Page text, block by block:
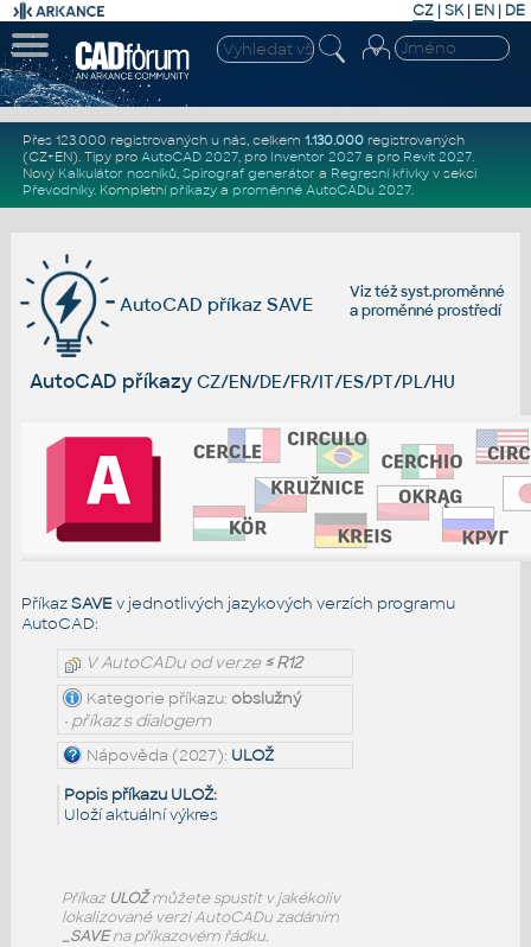
CZ | SK| EN | DE
Přes 123.000 registrovaných u nás, celkem 1.130.000registrovaných
(CZ+EN). Tipy pro AutoCAD 2027, pro Inventor 2027a pro Revit 2027.
Nový Kalkulátor nosníků, Spirograf generátor a Regresní křivkyv sekci
Převodníky. Kompletní příkazya proměnné AutoCADu 2027.
Viz téžsyst.proměnné
aproměnné prostředí
AutoCAD příkaz SAVE
AutoCAD příkazy CZ/EN/DE/FR/IT/ES/PT/PL/HU
PříkazSAVEv jednotlivých jazykových verzích programu
AutoCAD:
V AutoCADu od verze≤ R12
Kategorie příkazu: obslužný
• příkaz s dialogem
Nápověda (2027): ULOŽ
Popis příkazu ULOŽ:
Uloží aktuální výkres
PříkazULOŽmůžete spustit v jakékoliv
lokalizované verzi AutoCADu zadáním
_SAVEna příkazovém řádku.